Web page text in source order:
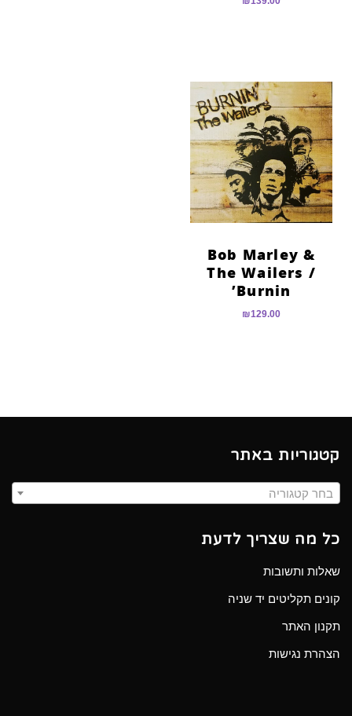
Bob Marley &
The Wailers ‎/
Burnin’
₪129.00
קטגוריות באתר
בחר קטגוריה
כל מה שצריך לדעת
שאלות ותשובות
קונים תקליטים יד שניה
תקנון האתר
הצהרת נגישות